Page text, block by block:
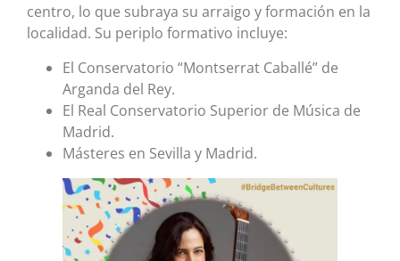
centro, lo que subraya su arraigo y formación en la
localidad. Su periplo formativo incluye:
El Conservatorio “Montserrat Caballé” de
Arganda del Rey.
El Real Conservatorio Superior de Música de
Madrid.
Másteres en Sevilla y Madrid.